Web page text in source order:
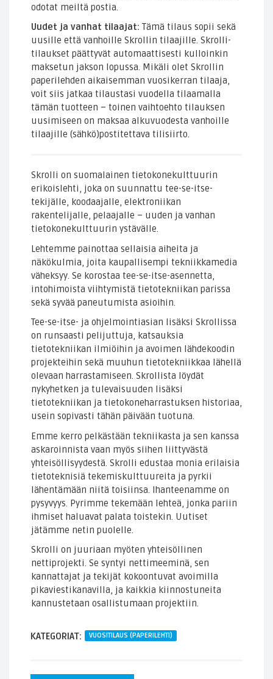
odotat meiltä postia.
Uudet ja vanhat tilaajat: Tämä tilaus sopii sekä
uusille että vanhoille Skrollin tilaajille. Skrolli-
tilaukset päättyvät automaattisesti kulloinkin
maksetun jakson lopussa. Mikäli olet Skrollin
paperilehden aikaisemman vuosikerran tilaaja,
voit siis jatkaa tilaustasi vuodella tilaamalla
tämän tuotteen – toinen vaihtoehto tilauksen
uusimiseen on maksaa alkuvuodesta vanhoille
tilaajille (sähkö)postitettava tilisiirto.
Skrolli on suomalainen tietokonekulttuurin
erikoislehti, joka on suunnattu tee-se-itse-
tekijälle, koodaajalle, elektroniikan
rakentelijalle, pelaajalle – uuden ja vanhan
tietokonekulttuurin ystävälle.
Lehtemme painottaa sellaisia aiheita ja
näkökulmia, joita kaupallisempi tekniikkamedia
väheksyy. Se korostaa tee-se-itse-asennetta,
intohimoista viihtymistä tietotekniikan parissa
sekä syvää paneutumista asioihin.
Tee-se-itse- ja ohjelmointiasian lisäksi Skrollissa
on runsaasti pelijuttuja, katsauksia
tietotekniikan ilmiöihin ja avoimen lähdekoodin
projekteihin sekä muuhun tietotekniikkaa lähellä
olevaan harrastamiseen. Skrollista löydät
nykyhetken ja tulevaisuuden lisäksi
tietotekniikan ja tietokoneharrastuksen historiaa,
usein sopivasti tähän päivään tuotuna.
Emme kerro pelkästään tekniikasta ja sen kanssa
askaroinnista vaan myös siihen liittyvästä
yhteisöllisyydestä. Skrolli edustaa monia erilaisia
tietoteknisiä tekemiskulttuureita ja pyrkii
lähentämään niitä toisiinsa. Ihanteenamme on
pysyvyys. Pyrimme tekemään lehteä, jonka pariin
ihmiset haluavat palata toistekin. Uutiset
jätämme netin puolelle.
Skrolli on juuriaan myöten yhteisöllinen
nettiprojekti. Se syntyi nettimeeminä, sen
kannattajat ja tekijät kokoontuvat avoimilla
pikaviestikanavilla, ja kaikkia kiinnostuneita
kannustetaan osallistumaan projektiin.
KATEGORIAT: VUOSITILAUS (PAPERILEHTI)